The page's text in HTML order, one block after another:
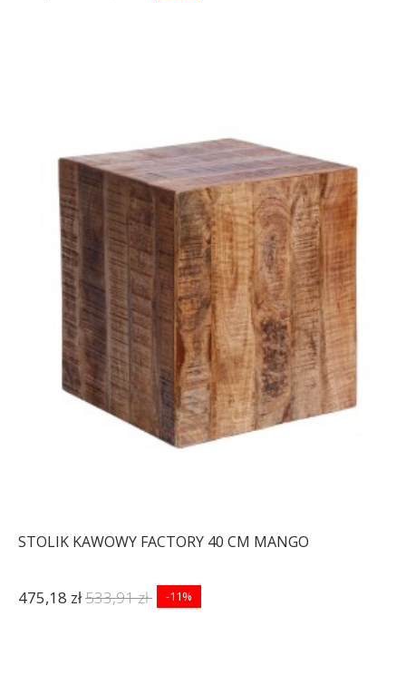
STOLIK KAWOWY FACTORY 40 CM MANGO
475,18 zł533,91 zł -11%